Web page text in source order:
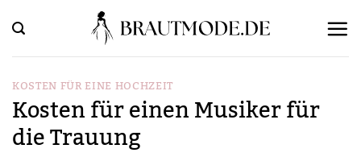
Inhalt
springen
KOSTEN FÜR EINE HOCHZEIT
Kosten für einen Musiker für
die Trauung